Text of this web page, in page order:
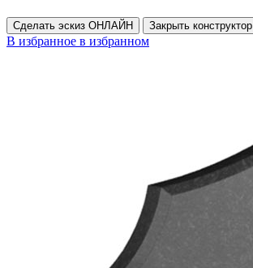
Сделать эскиз ОНЛАЙН Закрыть конструктор
В избранное в избранном